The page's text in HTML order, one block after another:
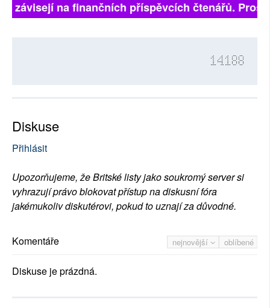
závisejí na finančních příspěvcích čtenářů.
14188
Diskuse
Přihlásit
Upozorňujeme, že Britské listy jako soukromý server si
vyhrazují právo blokovat přístup na diskusní fóra
jakémukoliv diskutérovi, pokud to uznají za důvodné.
nejnovější oblíbené
Komentáře
Diskuse je prázdná.